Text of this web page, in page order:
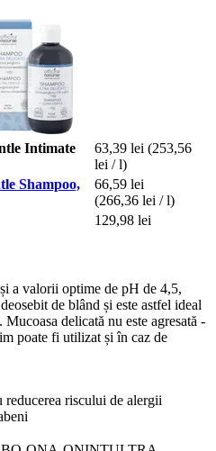
Intimate
63,39 lei (253,56
lei / l)
Shampoo,
66,59 lei
(266,36 lei / l)
129,98 lei
a valorii optime de pH de 4,5,
de blând și este astfel ideal
delicată nu este agresată -
poate fi utilizat și în caz de
riscului de alergii